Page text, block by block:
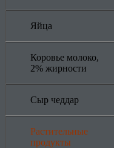
Яйца
Коровье молоко,
2% жирности
Сыр чеддар
Растительные
продукты